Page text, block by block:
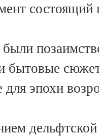
состоящий
бытовые
для эпохи